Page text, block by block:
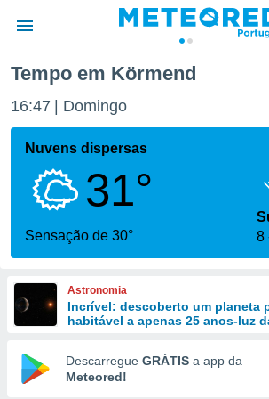
da
foi
fornecidas
a este
das
e
forma
digital
Tempo em Körmend
16:47 Domingo
Nuvens dispersas
31°
Sensação de 30°
8
Astronomia
Incrível: descoberto um planeta
habitável a apenas 25 anos-luz
Descarregue GRÁTIS a app da
Meteored!